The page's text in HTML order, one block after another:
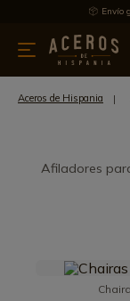
Envío
menaje Ofertas
Aceros de Hispania
Afiladores